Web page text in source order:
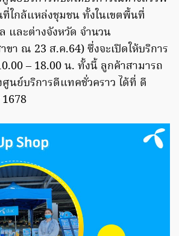
ใกล้แหล่งชุมชน ทั้งในเขตพื้นที่
และต่างจังหวัด จำนวน
ขา ณ 23 ส.ค.64) ซึ่งจะเปิดให้บริการ
– 18.00 น. ทั้งนี้ ลูกค้าสามารถ
นย์บริการดีแทคชั่วคราว ได้ที่ ดี